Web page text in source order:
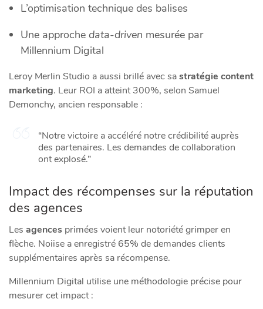
L’optimisation technique des balises
Une approche data-driven mesurée par
Millennium Digital
Leroy Merlin Studio a aussi brillé avec sastratégie content
marketing. Leur ROI a atteint 300%, selon Samuel
Demonchy, ancien responsable :
“Notre victoire a accéléré notre crédibilité auprès
des partenaires. Les demandes de collaboration
ont explosé.”
Impact des récompenses sur la réputation
des agences
Les agences primées voient leur notoriété grimper en
flèche. Noiise a enregistré 65% de demandes clients
supplémentaires après sa récompense.
Millennium Digital utilise une méthodologie précise pour
mesurer cet impact :